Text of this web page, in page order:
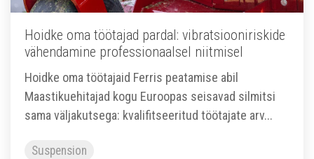
Hoidke oma töötajad pardal: vibratsiooniriskide
vähendamine professionaalsel niitmisel
Hoidke oma töötajaid Ferris peatamise abil
Maastikuehitajad kogu Euroopas seisavad silmitsi
sama väljakutsega: kvalifitseeritud töötajate arv...
Suspension